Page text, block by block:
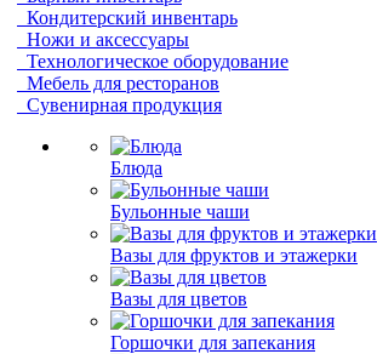
Кондитерский инвентарь
Ножи и аксессуары
Технологическое оборудование
Мебель для ресторанов
Сувенирная продукция
Блюда
Бульонные чаши
Вазы для фруктов и этажерки
Вазы для цветов
Горшочки для запекания